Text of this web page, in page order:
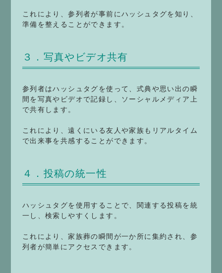
これにより、参列者が事前にハッシュタグを知り、
準備を整えることができます。
３．写真やビデオ共有
参列者はハッシュタグを使って、式典や思い出の瞬
間を写真やビデオで記録し、ソーシャルメディア上
で共有します。
これにより、遠くにいる友人や家族もリアルタイム
で出来事を共感することができます。
４．投稿の統一性
ハッシュタグを使用することで、関連する投稿を統
一し、検索しやすくします。
これにより、家族葬の瞬間が一か所に集約され、参
列者が簡単にアクセスできます。